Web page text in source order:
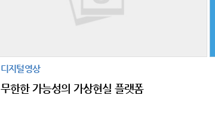
디지털영상
무한한 가능성의 가상현실 플랫폼